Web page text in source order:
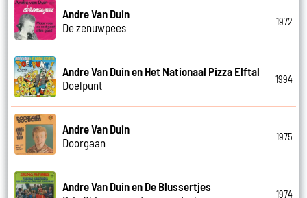
Andre Van Duin
De zenuwpees
1972
Andre Van Duin en Het Nationaal Pizza Elftal
Doelpunt
1994
Andre Van Duin
Doorgaan
1975
Andre Van Duin en De Blussertjes
1974